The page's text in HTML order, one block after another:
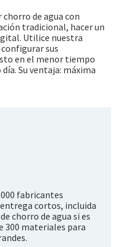
de agua con
tradicional, hacer un
Utilice nuestra
sus
en el menor tiempo
Su ventaja: máxima
fabricantes
cortos, incluida
chorro de agua si es
300 materiales para